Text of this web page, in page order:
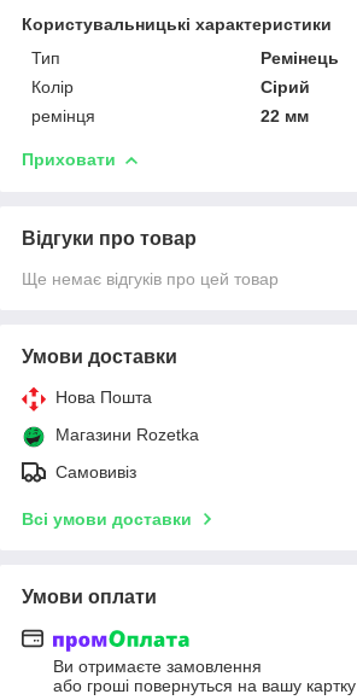
Користувальницькі характеристики
Тип
Ремінець
Колір
Сірий
ремінця
22 мм
Приховати
Відгуки про товар
Ще немає відгуків про цей товар
Умови доставки
Нова Пошта
Магазини Rozetka
Самовивіз
Всі умови доставки
Умови оплати
Ви отримаєте замовлення
або гроші повернуться на вашу картку